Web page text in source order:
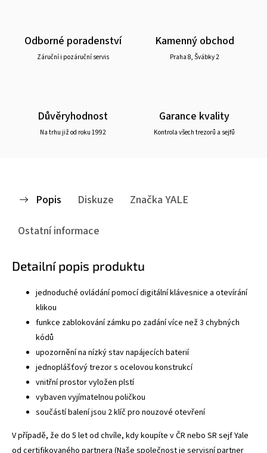
Odborné poradenství
Záruční i pozáruční servis
Kamenný obchod
Praha 8, Švábky 2
Důvěryhodnost
Na trhu již od roku 1992
Garance kvality
Kontrola všech trezorů a sejfů
Popis Diskuze ZnačkaYALE
Ostatní informace
Detailní popis produktu
jednoduché ovládání pomocí digitální klávesnice a otevírání
klikou
funkce zablokování zámku po zadání více než 3 chybných
kódů
upozornění na nízký stav napájecích baterií
jednoplášťový trezor s ocelovou konstrukcí
vnitřní prostor vyložen plstí
vybaven vyjímatelnou poličkou
součástí balení jsou 2 klíč pro nouzové otevření
V případě, že do 5 let od chvíle, kdy koupíte v ČR nebo SR sejf Yale
od certifikovaného partnera (Naše společnost je servisní partner